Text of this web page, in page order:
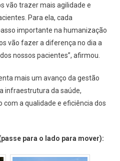
vão trazer mais agilidade e
Para ela, cada
importante na humanização
vão fazer a diferença no dia a
nossos pacientes”, afirmou.
mais um avanço da gestão
infraestrutura da saúde,
a qualidade e eficiência dos
para o lado para mover):